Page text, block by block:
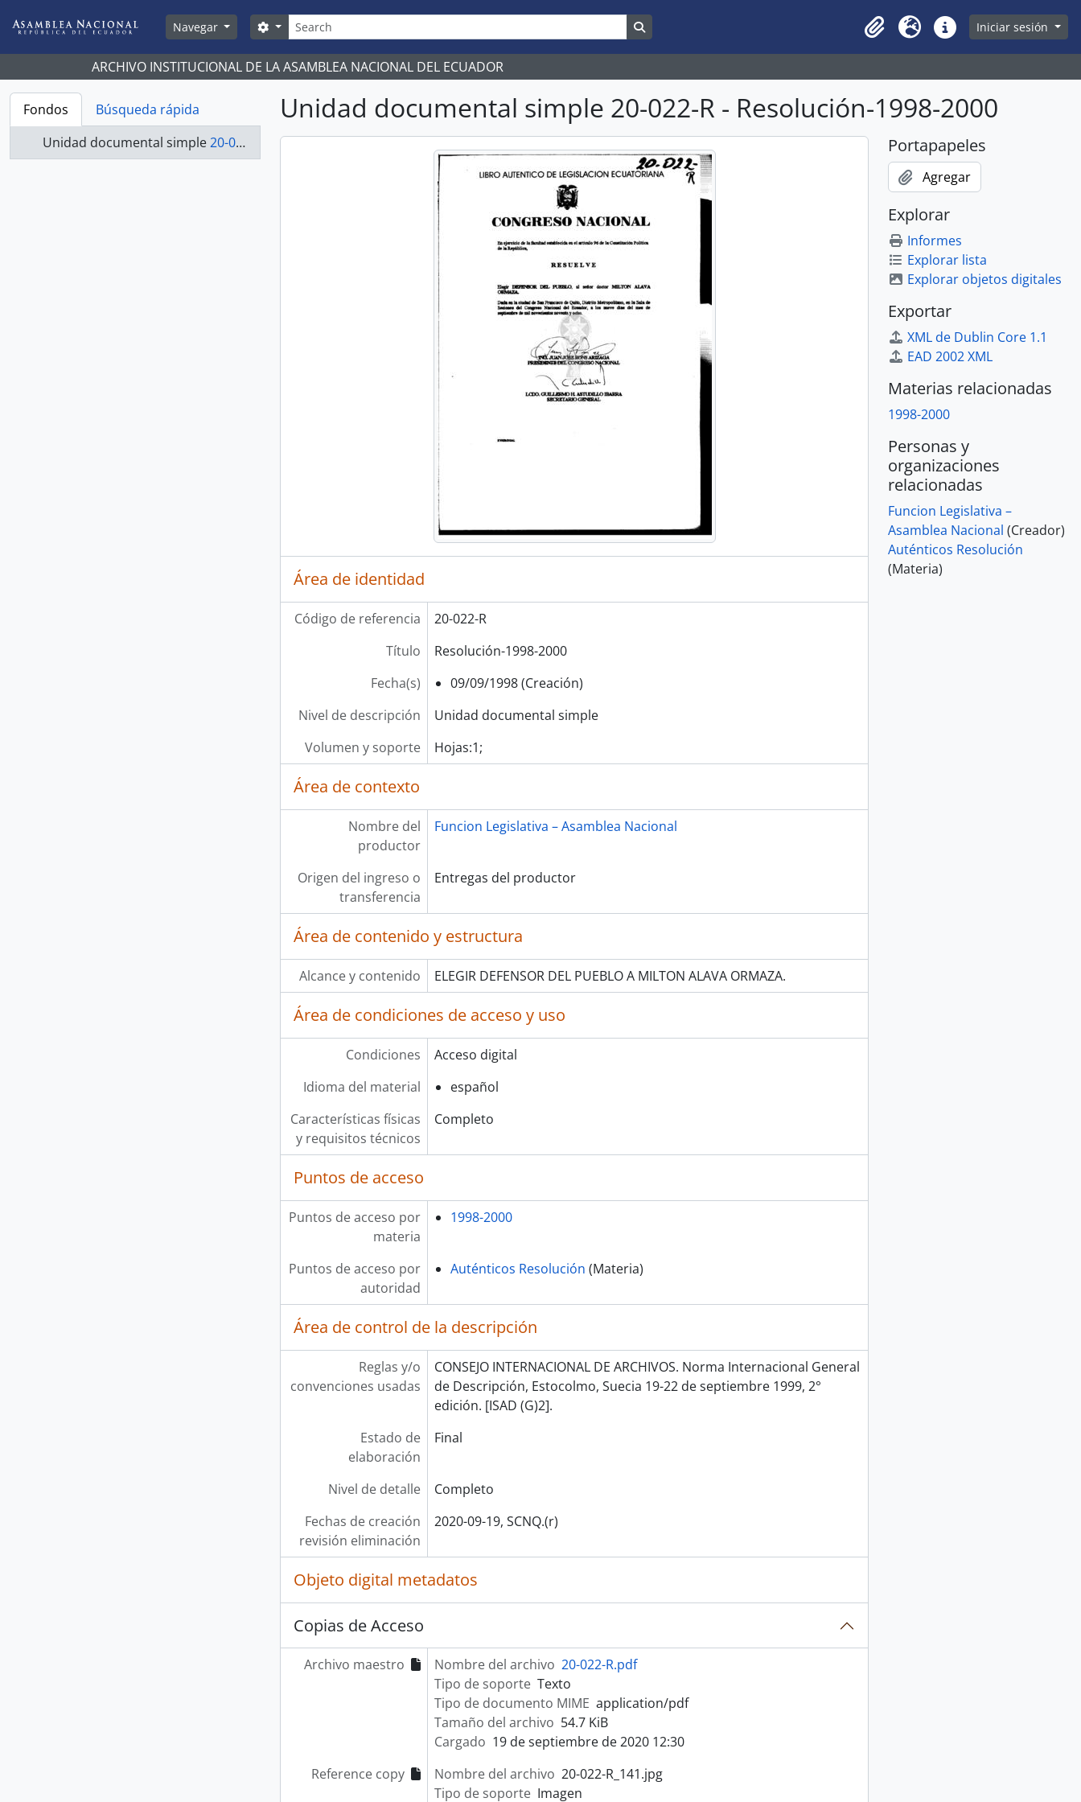
Navegar
Búsqueda
Search options
Clipboard
Idioma Enlaces rápidos
Iniciar sesión
ARCHIVO INSTITUCIONAL DE LA ASAMBLEA NACIONAL DEL ECUADOR
Fondos
Búsqueda rápida
Unidad documental simple20-022-R - Resolución-1998-2000
Unidad documental simple 20-022-R - Resolución-1998-2000
Área de identidad
Código de referencia
20-022-R
Título
Resolución-1998-2000
Fecha(s)
09/09/1998 (Creación)
Nivel de descripción
Unidad documental simple
Volumen y soporte
Hojas:1;
Área de contexto
Nombre del
productor
Funcion Legislativa – Asamblea Nacional
Origen del ingreso o
transferencia
Entregas del productor
Área de contenido y estructura
Alcance y contenido ELEGIR DEFENSOR DEL PUEBLO A MILTON ALAVA ORMAZA.
Área de condiciones de acceso y uso
Condiciones
Acceso digital
Idioma del material
español
Características físicas
y requisitos técnicos
Completo
Puntos de acceso
Puntos de acceso por
materia
1998-2000
Puntos de acceso por
autoridad
Auténticos Resolución (Materia)
Área de control de la descripción
Reglas y/o
convenciones usadas
CONSEJO INTERNACIONAL DE ARCHIVOS. Norma Internacional General
de Descripción, Estocolmo, Suecia 19-22 de septiembre 1999, 2°
edición. [ISAD (G)2].
Estado de
elaboración
Final
Nivel de detalle
Completo
Fechas de creación
revisión eliminación
2020-09-19, SCNQ.(r)
Objeto digital metadatos
Copias de Acceso
Archivo maestro Nombre del archivo 20-022-R.pdf
Tipo de soporte Texto
Tipo de documento MIME application/pdf
Tamaño del archivo 54.7 KiB
Cargado 19 de septiembre de 2020 12:30
Reference copy
Nombre del archivo 20-022-R_141.jpg
Tipo de soporte Imagen
Portapapeles
Agregar
Explorar
Informes
Explorar lista
Explorar objetos digitales
Exportar
XML de Dublin Core 1.1
EAD 2002 XML
Materias relacionadas
1998-2000
Personas y
organizaciones
relacionadas
Funcion Legislativa –
Asamblea Nacional (Creador)
Auténticos Resolución
(Materia)